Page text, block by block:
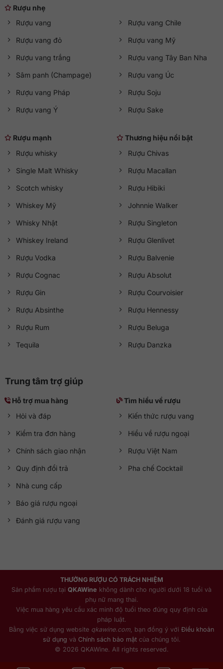
Hamburger, thịt đỏ, hoặc các loại hải sản của Việt Nam.
Rượu nhẹ
Rượu vang
Rượu vang đỏ
Rượu vang trắng
Sâm panh (Champage)
Rượu vang Pháp
Rượu vang Ý
Rượu vang Chile
Rượu vang Mỹ
Rượu vang Tây Ban Nha
Rượu vang Úc
Rượu Soju
Rượu Sake
Rượu mạnh
Rượu whisky
Single Malt Whisky
Scotch whisky
Whiskey Mỹ
Whisky Nhật
Whiskey Ireland
Rượu Vodka
Rượu Cognac
Rượu Gin
Rượu Absinthe
Rượu Rum
Tequila
Thương hiệu nổi bật
Rượu Chivas
Rượu Macallan
Rượu Hibiki
Johnnie Walker
Rượu Singleton
Rượu Glenlivet
Rượu Balvenie
Rượu Absolut
Rượu Courvoisier
Rượu Hennessy
Rượu Beluga
Rượu Danzka
Trung tâm trợ giúp
Hỗ trợ mua hàng
Hỏi và đáp
Kiểm tra đơn hàng
Chính sách giao nhận
Quy định đổi trả
Nhà cung cấp
Báo giá rượu ngoại
Đánh giá rượu vang
Tìm hiểu về rượu
Kiến thức rượu vang
Hiểu về rượu ngoại
Rượu Việt Nam
Pha chế Cocktail
THƯỞNG RƯỢU CÓ TRÁCH NHIỆM
Sản phẩm rượu tại QKAWine không dành cho người dưới 18 tuổi và
phụ nữ mang thai.
Việc mua hàng yêu cầu xác minh độ tuổi theo đúng quy định của
pháp luật.
Bằng việc sử dụng website qkawine.com , bạn đồng ý với Điều khoản
sử dụng và Chính sách bảo mậtcủa chúng tôi.
© 2026 QKAWine. All rights reserved.